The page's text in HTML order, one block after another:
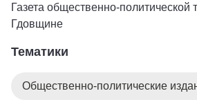
Газета общественно-политической
Гдовщине
Тематики
Общественно-политические